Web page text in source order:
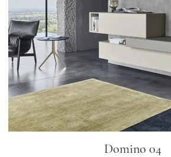
Domino 04